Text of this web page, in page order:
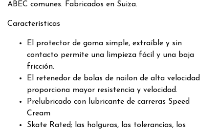
ABEC comunes. Fabricados en Suiza.
Características
El protector de goma simple, extraíble y sin
contacto permite una limpieza fácil y una baja
fricción.
El retenedor de bolas de nailon de alta velocidad
proporciona mayor resistencia y velocidad.
Prelubricado con lubricante de carreras Speed ​​
Cream
Skate Rated; las holguras, las tolerancias, los